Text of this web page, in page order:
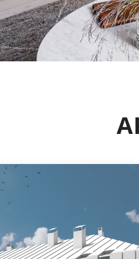
ILIDŽA
„Bijeli Dvor“ – Ilidža